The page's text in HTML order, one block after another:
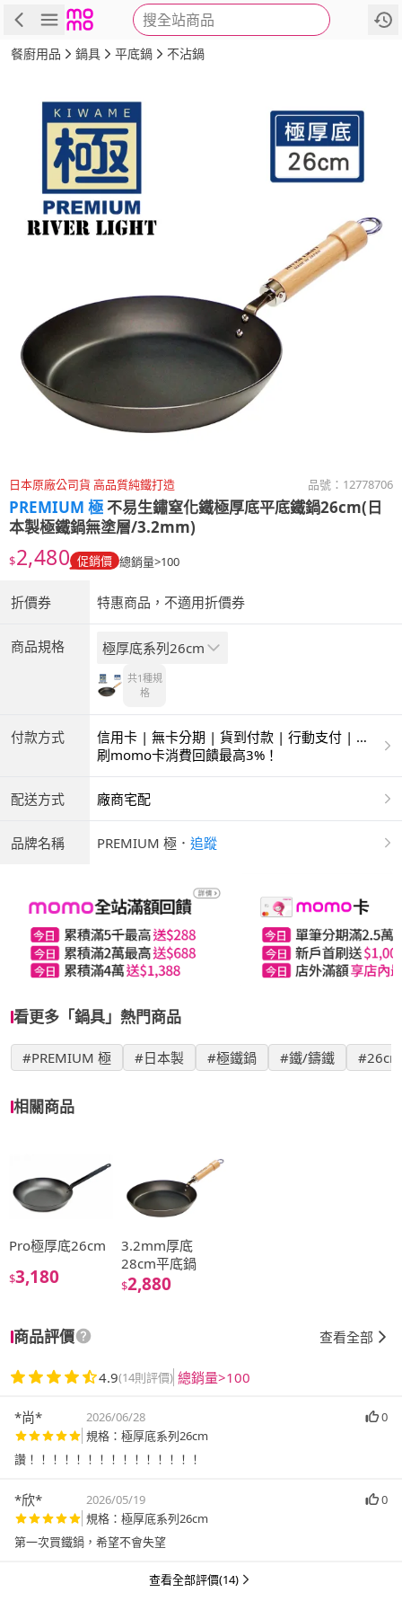
搜全站商品
商品 評價 詳情
餐廚用品 鍋具 平底鍋 不沾鍋
日本原廠公司貨 高品質純鐵打造 品號： 12778706
PREMIUM 極不易生鏽窒化鐵極厚底平底鐵鍋26cm(日
本製極鐵鍋無塗層/3.2mm)
$2,480 促銷價 總銷量>100
折價券 特惠商品，不適用折價券
商品規格 極厚底系列26cm
共1種規
格
付款方式
信用卡 | 無卡分期 | 貨到付款 | 行動支付 | 超
商付款 | ATM | 銀聯卡
刷momo卡消費回饋最高3%！
配送方式 廠商宅配
品牌名稱 PREMIUM 極 ． 追蹤
看更多「鍋具」熱門商品
#PREMIUM 極 #日本製 #極鐵鍋 #鐵/鑄鐵
相關商品
Pro極厚底26cm
$3,180
3.2mm厚底
28cm平底鍋
$2,880
商品評價 查看全部
4.9(14則評價) 總銷量>100
*尚* 2026/06/28
0
規格：極厚底系列26cm
讚！！！！！！！！！！！！！！！
*欣* 2026/05/19
0
規格：極厚底系列26cm
第一次買鐵鍋，希望不會失望
查看全部評價(14)